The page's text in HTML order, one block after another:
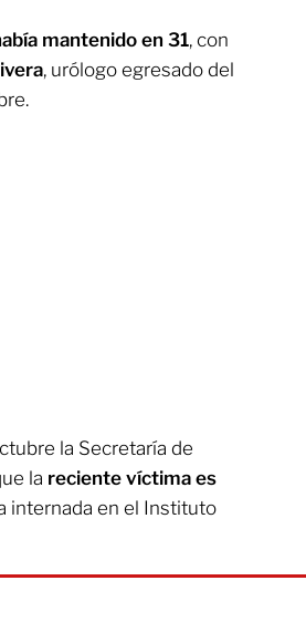
mantenido en 31, con
, urólogo egresado del
la Secretaría de
la reciente víctima es
internada en el Instituto